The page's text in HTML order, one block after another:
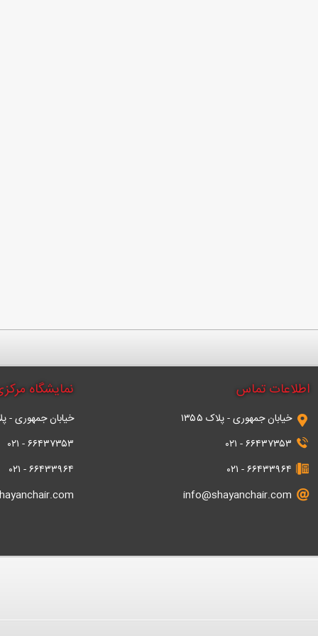
اطلاعات تماس
خیابان جمهوری - پلاک ۱۳۵۵
۶۶۴۳۷۳۵۳ - ۰۲۱
۶۶۴۳۳۹۶۴ - ۰۲۱
info@shayanchair.com
نمایشگاه
خیابان جمهوری - پلاک
۶۶۴۳۷۳۵۳ - ۰۲۱
۶۶۴۳۳۹۶۴ - ۰۲۱